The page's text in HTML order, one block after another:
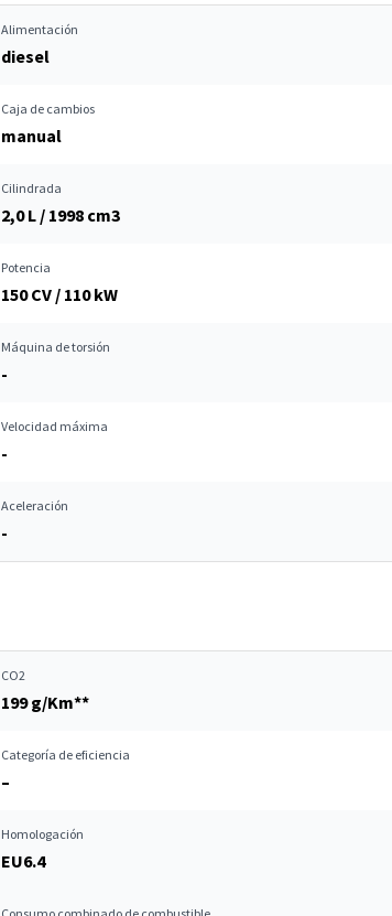
Alimentación
diesel
Caja de cambios
manual
Cilindrada
2,0 L / 1998 cm3
Potencia
150 CV / 110 kW
Máquina de torsión
-
Velocidad máxima
-
Aceleración
-
CO2
199 g/Km**
Categoría de eficiencia
–
Homologación
EU6.4